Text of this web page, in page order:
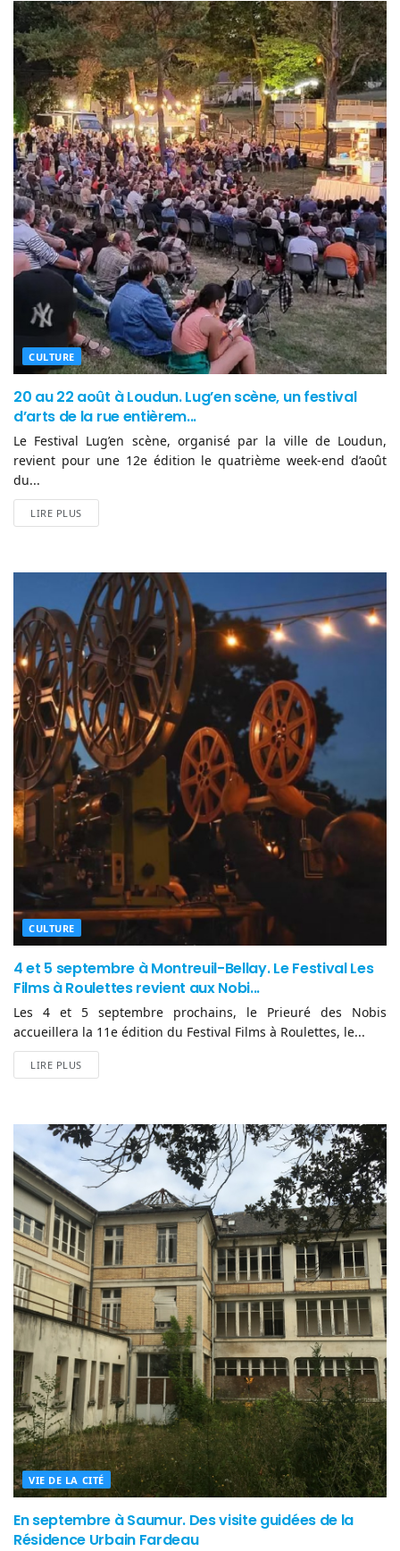
CULTURE
20 au 22 août à Loudun. Lug’en scène, un festival
d’arts de la rue entièrem...
Le Festival Lug’en scène, organisé par la ville de Loudun,
revient pour une 12e édition le quatrième week-end d’août
du...
LIRE PLUS
CULTURE
4 et 5 septembre à Montreuil-Bellay. Le Festival Les
Films à Roulettes revient aux Nobi...
Les 4 et 5 septembre prochains, le Prieuré des Nobis
accueillera la 11e édition du Festival Films à Roulettes, le...
LIRE PLUS
VIE DE LA CITÉ
En septembre à Saumur. Des visite guidées de la
Résidence Urbain Fardeau